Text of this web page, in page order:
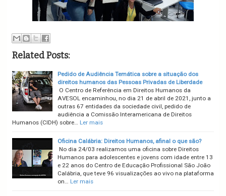
Related Posts:
Pedido de Audiência Temática sobre a situação dos
direitos humanos das Pessoas Privadas de Liberdade
O Centro de Referência em Direitos Humanos da
AVESOL encaminhou, no dia 21 de abril de 2021, junto a
outras 67 entidades da sociedade civil, pedido de
audiência a Comissão Interamericana de Direitos
Humanos (CIDH) sobre… Ler mais
Oficina Calábria: Direitos Humanos, afinal o que são?
No dia 24/03 realizamos uma oficina sobre Direitos
Humanos para adolescentes e jovens com idade entre 13
e 22 anos do Centro de Educação Profissional São João
Calábria, que teve 96 visualizações ao vivo na plataforma
on… Ler mais